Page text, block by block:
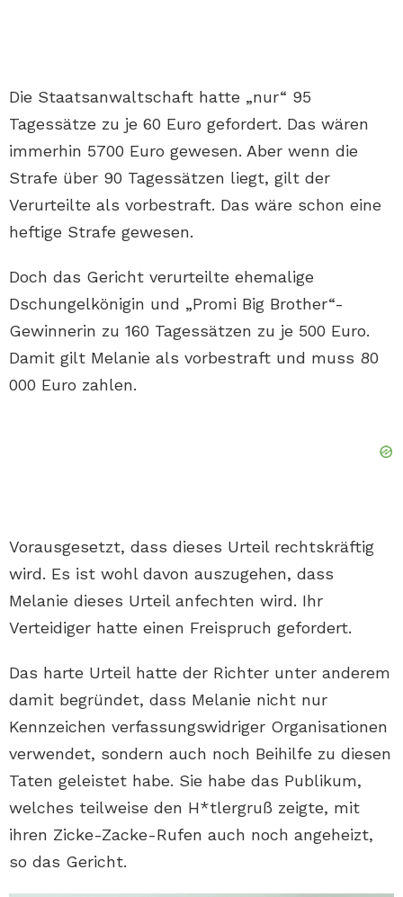
Die Staatsanwaltschaft hatte „nur“ 95
Tagessätze zu je 60 Euro gefordert. Das wären
immerhin 5700 Euro gewesen. Aber wenn die
Strafe über 90 Tagessätzen liegt, gilt der
Verurteilte als vorbestraft. Das wäre schon eine
heftige Strafe gewesen.
Doch das Gericht verurteilte ehemalige
Dschungelkönigin und „Promi Big Brother“-
Gewinnerin zu 160 Tagessätzen zu je 500 Euro.
Damit gilt Melanie als vorbestraft und muss 80
000 Euro zahlen.
Vorausgesetzt, dass dieses Urteil rechtskräftig
wird. Es ist wohl davon auszugehen, dass
Melanie dieses Urteil anfechten wird. Ihr
Verteidiger hatte einen Freispruch gefordert.
Das harte Urteil hatte der Richter unter anderem
damit begründet, dass Melanie nicht nur
Kennzeichen verfassungswidriger Organisationen
verwendet, sondern auch noch Beihilfe zu diesen
Taten geleistet habe. Sie habe das Publikum,
welches teilweise den H*tlergruß zeigte, mit
ihren Zicke-Zacke-Rufen auch noch angeheizt,
so das Gericht.